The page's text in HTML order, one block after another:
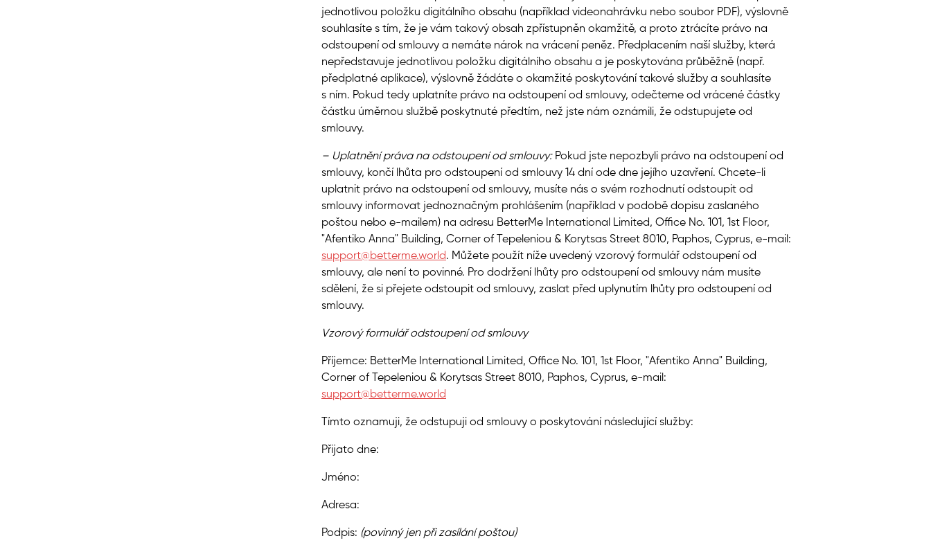
jednotlivou položku digitálního obsahu (například videonahrávku nebo soubor PDF), výslovně
souhlasíte s tím, že je vám takový obsah zpřístupněn okamžitě, a proto ztrácíte právo na
odstoupení od smlouvy a nemáte nárok na vrácení peněz. Předplacením naší služby, která
nepředstavuje jednotlivou položku digitálního obsahu a je poskytována průběžně (např.
předplatné aplikace), výslovně žádáte o okamžité poskytování takové služby a souhlasíte
s ním. Pokud tedy uplatníte právo na odstoupení od smlouvy, odečteme od vrácené částky
částku úměrnou službě poskytnuté předtím, než jste nám oznámili, že odstupujete od
smlouvy.
– Uplatnění práva na odstoupení od smlouvy: Pokud jste nepozbyli právo na odstoupení od
smlouvy, končí lhůta pro odstoupení od smlouvy 14 dní ode dne jejího uzavření. Chcete-li
uplatnit právo na odstoupení od smlouvy, musíte nás o svém rozhodnutí odstoupit od
smlouvy informovat jednoznačným prohlášením (například v podobě dopisu zaslaného
poštou nebo e-mailem) na adresu BetterMe International Limited, Office No. 101, 1st Floor,
"Afentiko Anna" Building, Corner of Tepeleniou & Korytsas Street 8010, Paphos, Cyprus, e-mail:
support@betterme.world. Můžete použít níže uvedený vzorový formulář odstoupení od
smlouvy, ale není to povinné. Pro dodržení lhůty pro odstoupení od smlouvy nám musíte
sdělení, že si přejete odstoupit od smlouvy, zaslat před uplynutím lhůty pro odstoupení od
smlouvy.
Vzorový formulář odstoupení od smlouvy
Příjemce: BetterMe International Limited, Office No. 101, 1st Floor, "Afentiko Anna" Building,
Corner of Tepeleniou & Korytsas Street 8010, Paphos, Cyprus, e-mail:
support@betterme.world
Tímto oznamuji, že odstupuji od smlouvy o poskytování následující služby:
Přijato dne:
Jméno:
Adresa:
Podpis: (povinný jen při zasílání poštou)